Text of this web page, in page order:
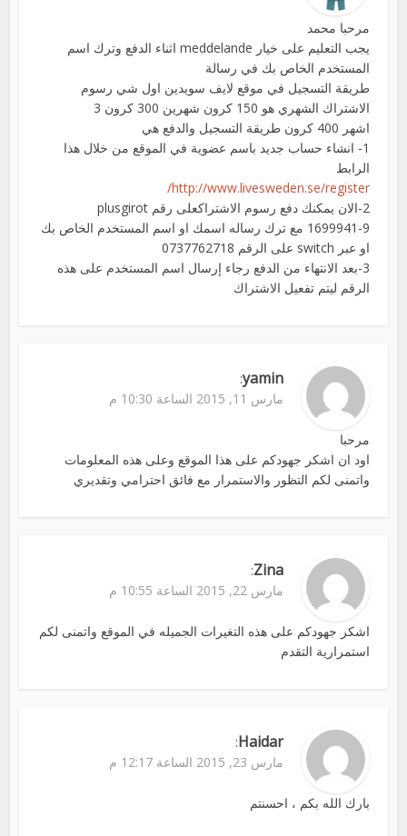
مرحبا محمد
يجب التعليم على خيار meddelande اثناء الدفع وترك اسم
المستخدم الخاص بك في رسالة
طريقة التسجيل في موقع لايف سويدين اول شي رسوم
الاشتراك الشهري هو 150 كرون شهرين 300 كرون 3
اشهر 400 كرون طريقة التسجيل والدفع هي
1- انشاء حساب جديد باسم عضوية في الموقع من خلال هذا
الرابط
http://www.livesweden.se/register/
2-الان يمكنك دفع رسوم الاشتراكعلى رقم plusgirot
1699941-9 مع ترك رساله اسمك او اسم المستخدم الخاص بك
او عبر switch على الرقم 0737762718
3-بعد الانتهاء من الدفع رجاء إرسال اسم المستخدم على هذه
الرقم ليتم تفعيل الاشتراك
yamin
:
مارس 11, 2015 الساعة 10:30 م
مرحبا
اود ان اشكر جهودكم على هذا الموقع وعلى هذه المعلومات
واتمنى لكم التظور والاستمرار مع فائق احترامي وتقديري
Zina
:
مارس 22, 2015 الساعة 10:55 م
اشكر جهودكم على هذه التغيرات الجميله في الموقع واتمنى لكم
استمرارية التقدم
Haidar
:
مارس 23, 2015 الساعة 12:17 م
بارك الله بكم ، احسنتم